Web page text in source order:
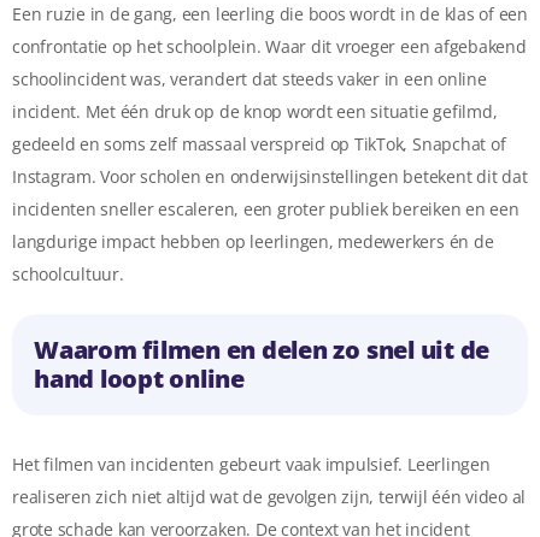
Een ruzie in de gang, een leerling die boos wordt in de klas of een
confrontatie op het schoolplein. Waar dit vroeger een afgebakend
schoolincident was, verandert dat steeds vaker in een online
incident. Met één druk op de knop wordt een situatie gefilmd,
gedeeld en soms zelf massaal verspreid op TikTok, Snapchat of
Instagram. Voor scholen en onderwijsinstellingen betekent dit dat
incidenten sneller escaleren, een groter publiek bereiken en een
langdurige impact hebben op leerlingen, medewerkers én de
schoolcultuur.
Waarom filmen en delen zo snel uit de
hand loopt online
Het filmen van incidenten gebeurt vaak impulsief. Leerlingen
realiseren zich niet altijd wat de gevolgen zijn, terwijl één video al
grote schade kan veroorzaken. De context van het incident